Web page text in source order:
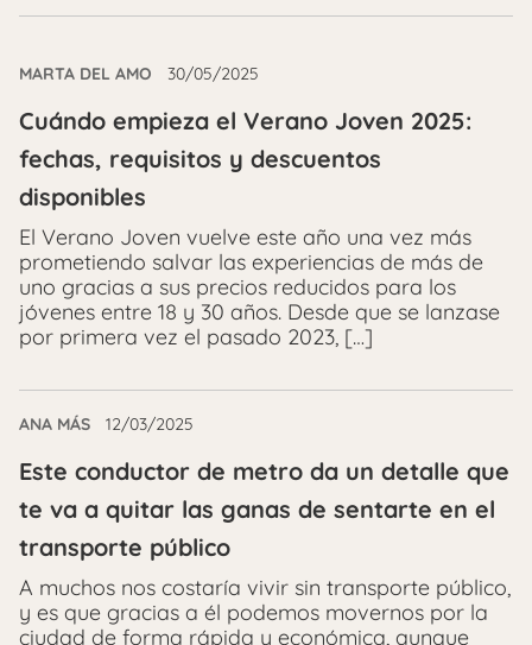
MARTA DEL AMO 30/05/2025
Cuándo empieza el Verano Joven 2025:
fechas, requisitos y descuentos
disponibles
El Verano Joven vuelve este año una vez más
prometiendo salvar las experiencias de más de
uno gracias a sus precios reducidos para los
jóvenes entre 18 y 30 años. Desde que se lanzase
por primera vez el pasado 2023, […]
ANA MÁS 12/03/2025
Este conductor de metro da un detalle que
te va a quitar las ganas de sentarte en el
transporte público
A muchos nos costaría vivir sin transporte público,
y es que gracias a él podemos movernos por la
ciudad de forma rápida y económica, aunque